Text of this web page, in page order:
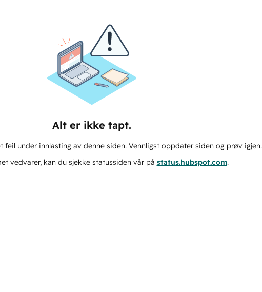
Alt er ikke tapt.
feil under innlasting av denne siden. Vennligst oppdater siden og prøv igjen.
vedvarer, kan du sjekke statussiden vår på status.hubspot.com.